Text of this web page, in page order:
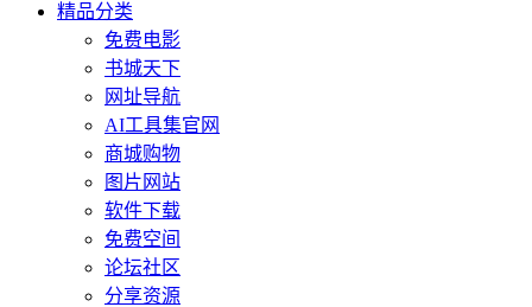
精品分类
免费电影
书城天下
网址导航
AI工具集官网
商城购物
图片网站
软件下载
免费空间
论坛社区
分享资源